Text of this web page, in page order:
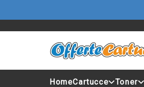
HomeCartucce Toner